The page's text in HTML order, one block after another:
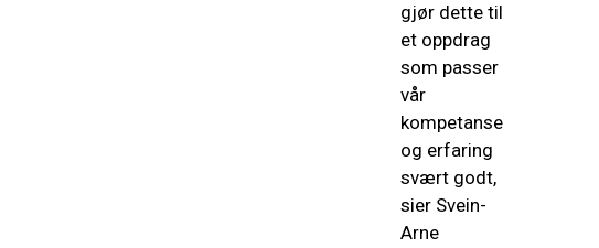
gjør dette til
et oppdrag
som passer
vår
kompetanse
og erfaring
svært godt,
sier Svein-
Arne